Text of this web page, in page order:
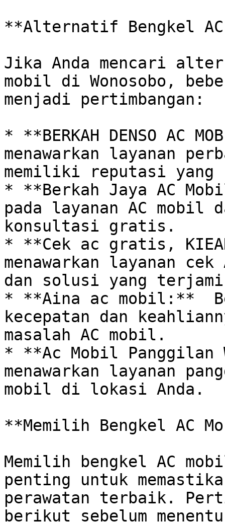
**Alternatif Bengkel
Jika Anda mencari
mobil di Wonosobo,
menjadi pertimbangan:
* **BERKAH DENSO AC
menawarkan layanan
memiliki reputasi yang
* **Berkah Jaya AC
pada layanan AC mobil
konsultasi gratis.
* **Cek ac gratis,
menawarkan layanan
dan solusi yang
* **Aina ac mobil:**
kecepatan dan
masalah AC mobil.
* **Ac Mobil Panggilan
menawarkan layanan
mobil di lokasi Anda.
**Memilih Bengkel AC
Memilih bengkel AC
penting untuk
perawatan terbaik.
berikut sebelum